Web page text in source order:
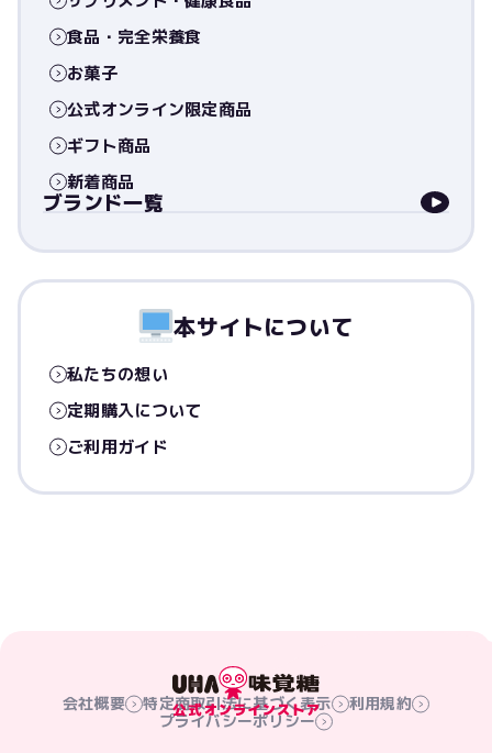
食品・完全栄養食
お菓子
公式オンライン限定商品
ギフト商品
新着商品
ブランド一覧
本サイトについて
私たちの想い
定期購入について
ご利用ガイド
会社概要 特定商取引法に基づく表示
利用規約
プライバシーポリシー